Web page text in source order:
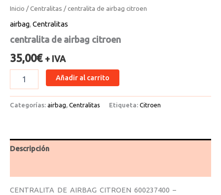
Inicio /Centralitas / centralita de airbag citroen
airbag, Centralitas
centralita de airbag citroen
35,00€ + IVA
Añadir al carrito
Categorías: airbag, Centralitas Etiqueta: Citroen
Descripción
CENTRALITA DE AIRBAG CITROEN 600237400 –